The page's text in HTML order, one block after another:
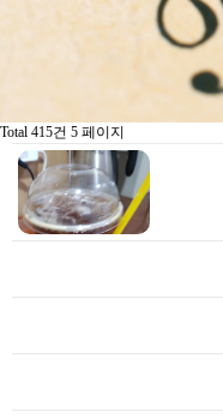
Total 415건 5 페이지